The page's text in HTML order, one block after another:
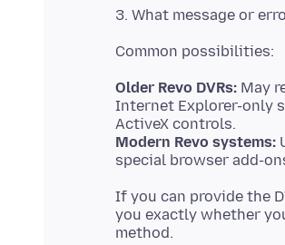
Older Revo DVRs: May
Internet Explorer-only
Modern Revo systems:
If you can provide the
you exactly whether